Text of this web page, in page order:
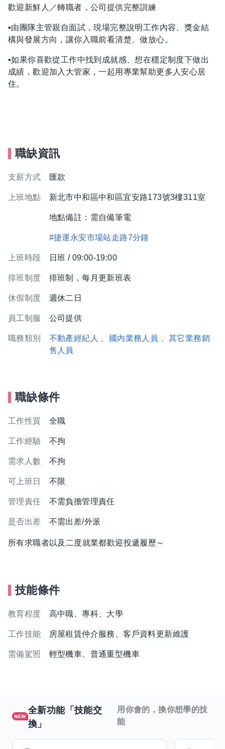
歡迎新鮮人／轉職者，公司提供完整訓練
▪️由團隊主管親自面試，現場完整說明工作內容、獎金結
構與發展方向，讓你入職前看清楚、做放心。
▪️如果你喜歡從工作中找到成就感、想在穩定制度下做出
成績，歡迎加入大管家，一起用專業幫助更多人安心居
住。
職缺資訊
支薪方式 匯款
上班地點 新北市中和區中和區宜安路173號3樓311室
地點備註：需自備筆電
#捷運永安市場站走路7分鐘
上班時段 日班 / 09:00-19:00
排班制度 排班制，每月更新班表
休假制度 週休二日
員工制服 公司提供
職務類別 不動產經紀人 、國內業務人員
、其它業務銷
售人員
職缺條件
工作性質 全職
工作經驗 不拘
需求人數 不拘
可上班日 不限
管理責任 不需負擔管理責任
是否出差 不需出差/外派
所有求職者以及二度就業都歡迎投遞履歷～
技能條件
教育程度 高中職、專科、大學
工作技能 房屋租賃仲介服務、客戶資料更新維護
需備駕照 輕型機車、普通重型機車
全新功能「技能交
換」
用你會的，換你想學的技
能